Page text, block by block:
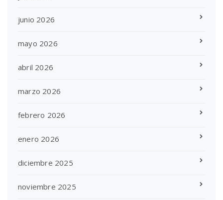
junio 2026
mayo 2026
abril 2026
marzo 2026
febrero 2026
enero 2026
diciembre 2025
noviembre 2025